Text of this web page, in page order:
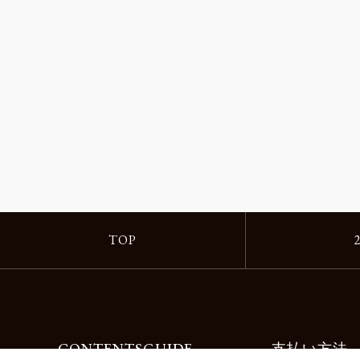
TOP
CONTENTSGUIDE 支払い方法